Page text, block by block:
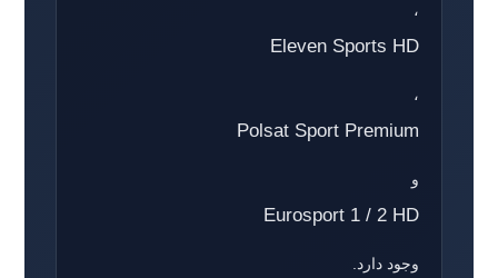
،
Eleven Sports HD
،
Polsat Sport Premium
و
Eurosport 1 / 2 HD
وجود دارد.